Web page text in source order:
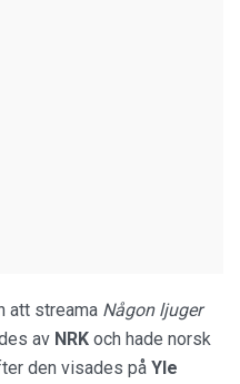
att streama Någon ljuger
av NRK och hade norsk
den visades på Yle